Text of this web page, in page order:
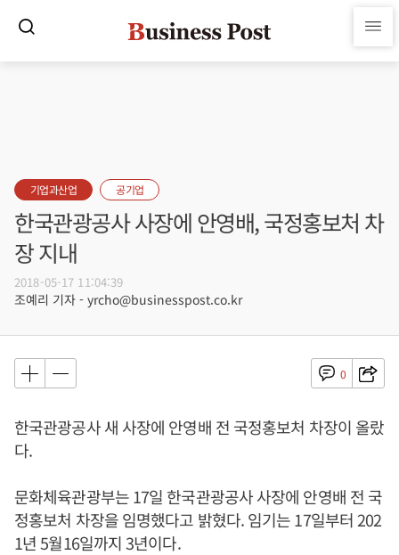
기업과산업 공기업
한국관광공사 사장에 안영배, 국정홍보처 차
장 지내
2018-05-17 11:04:39
조예리 기자 - yrcho@businesspost.co.kr
0
한국관광공사 새 사장에 안영배 전 국정홍보처 차장이 올랐
다.
문화체육관광부는 17일 한국관광공사 사장에 안영배 전 국
정홍보처 차장을 임명했다고 밝혔다. 임기는 17일부터 202
1년 5월16일까지 3년이다.